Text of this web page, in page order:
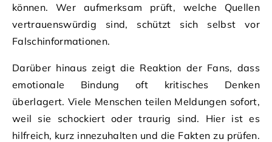
können. Wer aufmerksam prüft, welche Quellen
vertrauenswürdig sind, schützt sich selbst vor
Falschinformationen.
Darüber hinaus zeigt die Reaktion der Fans, dass
emotionale Bindung oft kritisches Denken
überlagert. Viele Menschen teilen Meldungen sofort,
weil sie schockiert oder traurig sind. Hier ist es
hilfreich, kurz innezuhalten und die Fakten zu prüfen.